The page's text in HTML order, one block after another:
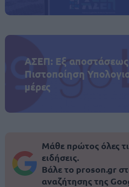
ΑΣΕΠ: Εξ αποστάσεως
Πιστοποίηση
μέρες
Μάθε πρώτος όλες
ειδήσεις.
Βάλε το proson.gr
αναζήτησης της